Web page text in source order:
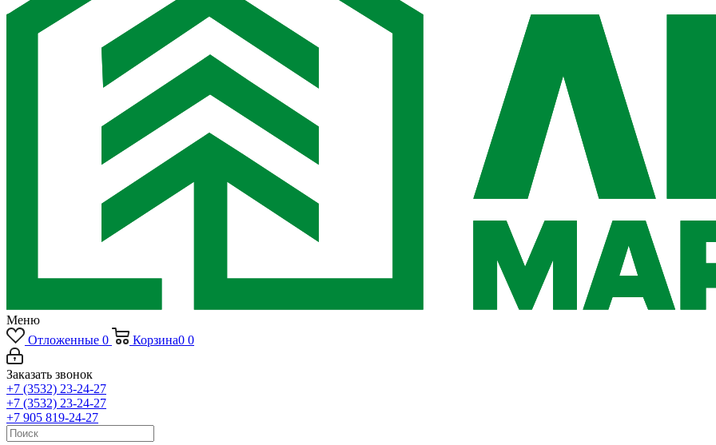
Меню
Отложенные 0 Корзина0 0
Заказать звонок
+7 (3532) 23-24-27
+7 (3532) 23-24-27
+7 905 819-24-27